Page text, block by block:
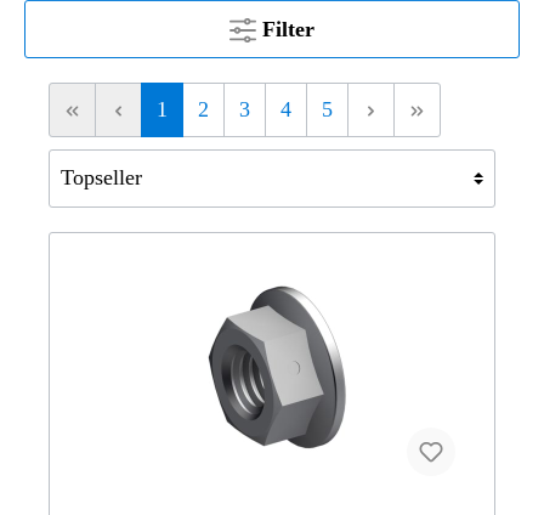
Filter
1 2 3 4 5